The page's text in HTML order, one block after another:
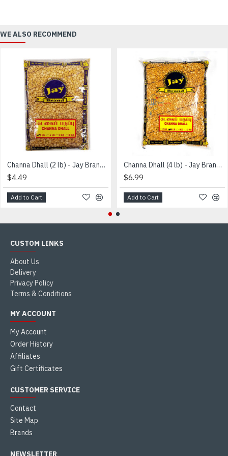
WE ALSO RECOMMEND
Channa Dhall (2 lb) - Jay Brand - கடலை பருப்பு
$4.49
Add to Cart
Channa Dhall (4 lb) - Jay Brand - கடலை பருப்பு
$6.99
Add to Cart
CUSTOM LINKS
About Us
Delivery
Privacy Policy
Terms & Conditions
MY ACCOUNT
My Account
Order History
Affiliates
Gift Certificates
CUSTOMER SERVICE
Contact
Site Map
Brands
NEWSLETTER